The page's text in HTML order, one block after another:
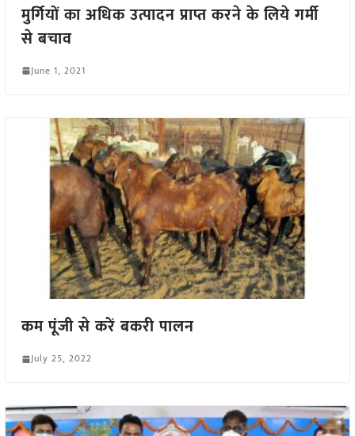
मुर्गियों का अधिक उत्पादन प्राप्त करने के लिये गर्मी
से बचाव
June 1, 2021
कम पूंजी से करें बकरी पालन
July 25, 2022